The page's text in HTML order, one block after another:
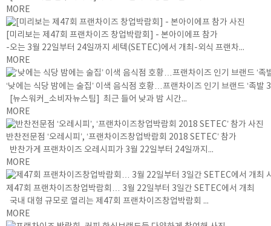
MORE
[미리보는 제47회 프랜차이즈 창업박람회] - 본아이에프 참가
-오는 3월 22일부터 24일까지 세텍(SETEC)에서 개최-외식 프랜차...
MORE
‘낮에는 식당 밤에는 술집’ 이색 음식점 호황…프랜차이즈 인기 브랜드 ‘족발
[뉴스워커_소비자뉴스팀] 최근 들어 낮과 밤 시간...
MORE
반찬전문점 ‘오레시피’, ‘프랜차이즈창업박람회 2018 SETEC’ 참가
반찬가게 프랜차이즈 오레시피가 3월 22일부터 24일까지...
MORE
제47회 프랜차이즈창업박람회… 3월 22일부터 3일간 SETEC에서 개최
국내 대형 규모로 열리는 제47회 프랜차이즈창업박람회 ...
MORE